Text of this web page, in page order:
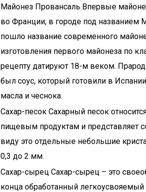
Майонез Провансаль Впервые
во Франции, в городе под названием
пошло название современного
изготовления первого майонеза по
рецепту датируют 18-м веком.
был соус, который готовили в
масла и чеснока.
Сахар-песок Сахарный песок
пищевым продуктам и представляет
виду это отдельные небольшие
0,3 до 2 мм.
Сахар-сырец Сахар-сырец – это
конца обработанный